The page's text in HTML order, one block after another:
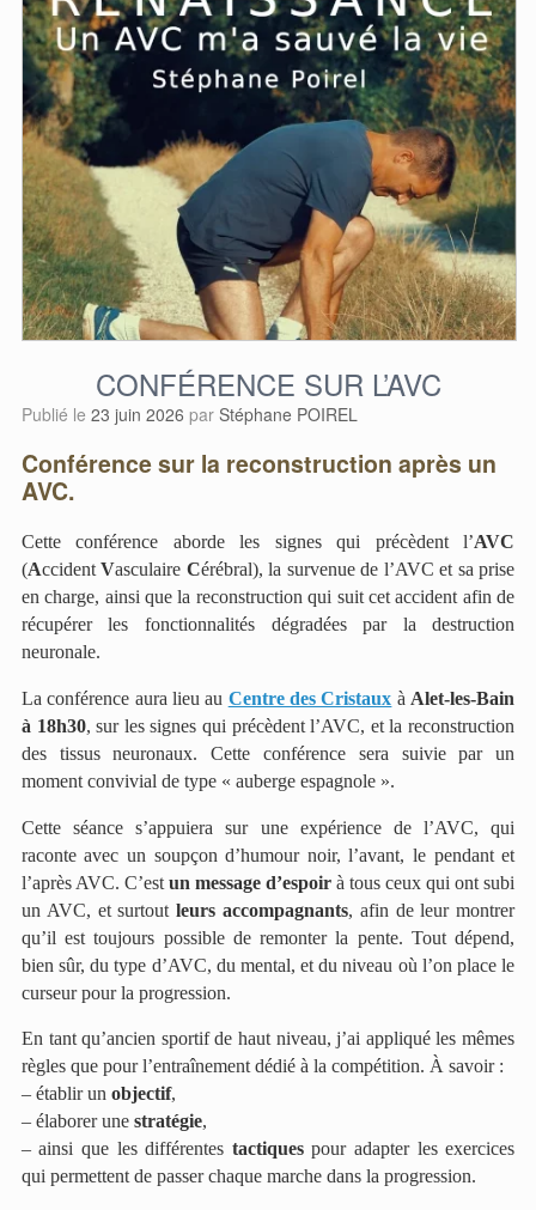
CONFÉRENCE SUR L’AVC
Publié le 23 juin 2026 par Stéphane POIREL
Conférence sur la reconstruction après un
AVC.
Cette conférence aborde les signes qui précèdent l’AVC
(AccidentVasculaire Cérébral), la survenue de l’AVC et sa prise
en charge, ainsi que la reconstruction qui suit cet accident afin de
récupérer les fonctionnalités dégradées par la destruction
neuronale.
La conférence aura lieu au Centre des Cristaux à Alet-les-Bain
à 18h30, sur les signes qui précèdent l’AVC, et la reconstruction
des tissus neuronaux. Cette conférence sera suivie par un
moment convivial de type « auberge espagnole ».
Cette séance s’appuiera sur une expérience de l’AVC, qui
raconte avec un soupçon d’humour noir, l’avant, le pendant et
l’après AVC. C’est un message d’espoir à tous ceux qui ont subi
un AVC, et surtoutleurs accompagnants, afin de leur montrer
qu’il est toujours possible de remonter la pente. Tout dépend,
bien sûr, du type d’AVC, du mental, et du niveau où l’on place le
curseur pour la progression.
En tant qu’ancien sportif de haut niveau, j’ai appliqué les mêmes
règles que pour l’entraînement dédié à la compétition. À savoir :
– établir un objectif,
– élaborer une stratégie,
– ainsi que les différentes tactiquespour adapter les exercices
qui permettent de passer chaque marche dans la progression.